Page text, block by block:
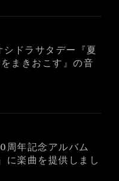
ドラサタデー『夏
まきおこす』の音
周年記念アルバム
に楽曲を提供しまし